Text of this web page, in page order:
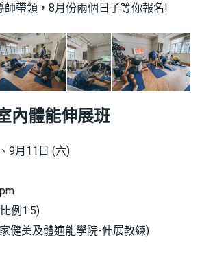
師帶領，8月份兩個日子等你報名!
內體能伸展班
9月11日 (六)
例1:5)
健美及體適能學院-伸展教練)